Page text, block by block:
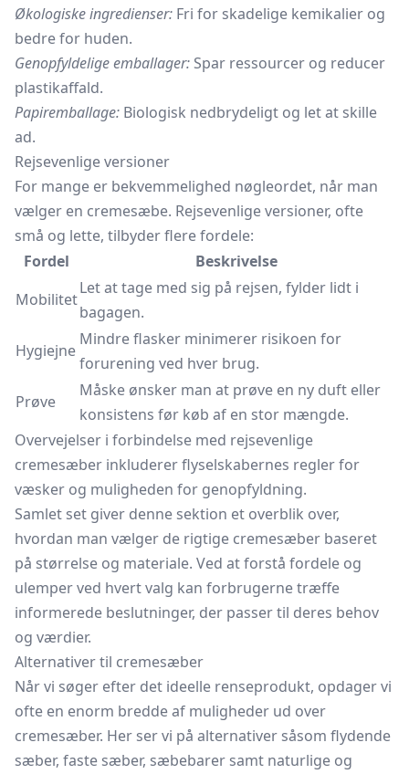
Økologiske ingredienser: Fri for skadelige kemikalier og
bedre for huden.
Genopfyldelige emballager: Spar ressourcer og reducer
plastikaffald.
Papiremballage: Biologisk nedbrydeligt og let at skille
ad.
Rejsevenlige versioner
For mange er bekvemmelighed nøgleordet, når man
vælger en cremesæbe. Rejsevenlige versioner, ofte
små og lette, tilbyder flere fordele:
Fordel
Beskrivelse
Mobilitet
Let at tage med sig på rejsen, fylder lidt i
bagagen.
Hygiejne
Mindre flasker minimerer risikoen for
forurening ved hver brug.
Prøve
Måske ønsker man at prøve en ny duft eller
konsistens før køb af en stor mængde.
Overvejelser i forbindelse med rejsevenlige
cremesæber inkluderer flyselskabernes regler for
væsker og muligheden for genopfyldning.
Samlet set giver denne sektion et overblik over,
hvordan man vælger de rigtige cremesæber baseret
på størrelse og materiale. Ved at forstå fordele og
ulemper ved hvert valg kan forbrugerne træffe
informerede beslutninger, der passer til deres behov
og værdier.
Alternativer til cremesæber
Når vi søger efter det ideelle renseprodukt, opdager vi
ofte en enorm bredde af muligheder ud over
cremesæber. Her ser vi på alternativer såsom flydende
sæber, faste sæber, sæbebarer samt naturlige og